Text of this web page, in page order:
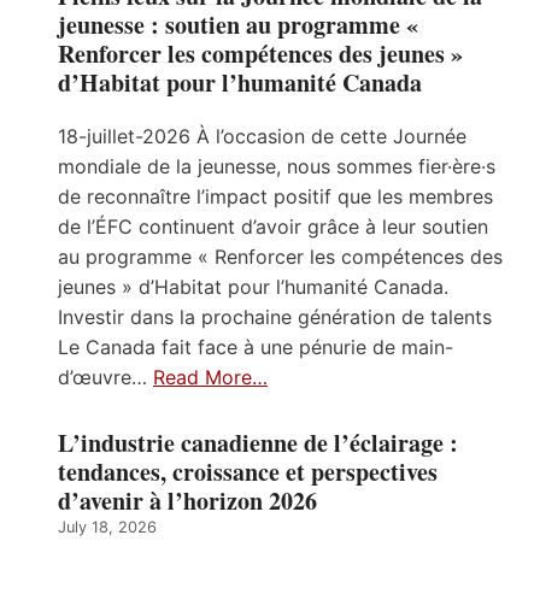
jeunesse : soutien au programme «
Renforcer les compétences des jeunes »
d’Habitat pour l’humanité Canada
18-juillet-2026 À l’occasion de cette Journée
mondiale de la jeunesse, nous sommes fier·ère·s
de reconnaître l’impact positif que les membres
de l’ÉFC continuent d’avoir grâce à leur soutien
au programme « Renforcer les compétences des
jeunes » d’Habitat pour l’humanité Canada.
Investir dans la prochaine génération de talents
Le Canada fait face à une pénurie de main-
d’œuvre… Read More…
L’industrie canadienne de l’éclairage :
tendances, croissance et perspectives
d’avenir à l’horizon 2026
July 18, 2026